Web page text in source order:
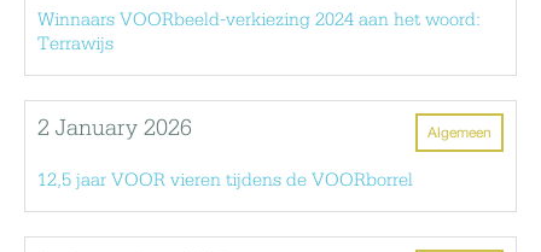
Winnaars VOORbeeld-verkiezing 2024 aan het woord:
Terrawijs
Algemeen
2 January 2026
12,5 jaar VOOR vieren tijdens de VOORborrel